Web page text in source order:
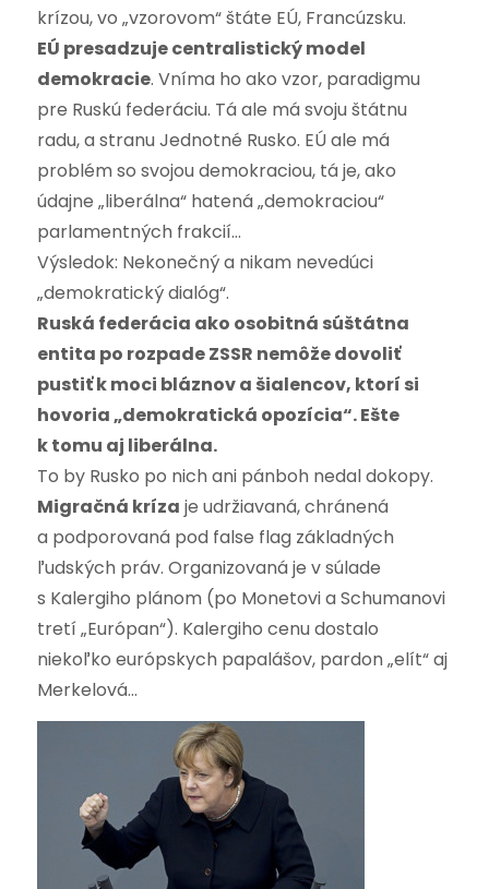
krízou, vo „vzorovom“ štáte EÚ, Francúzsku.
EÚ presadzuje centralistický model
demokracie. Vníma ho ako vzor, paradigmu
pre Ruskú federáciu. Tá ale má svoju štátnu
radu, a stranu Jednotné Rusko. EÚ ale má
problém so svojou demokraciou, tá je, ako
údajne „liberálna“ hatená „demokraciou“
parlamentných frakcií…
Výsledok: Nekonečný a nikam nevedúci
„demokratický dialóg“.
Ruská federácia ako osobitná súštátna
entita po rozpade ZSSR nemôže dovoliť
pustiť k moci bláznov a šialencov, ktorí si
hovoria „demokratická opozícia“. Ešte
k tomu aj liberálna.
To by Rusko po nich ani pánboh nedal dokopy.
Migračná kríza je udržiavaná, chránená
a podporovaná pod false flag základných
ľudských práv. Organizovaná je v súlade
s Kalergiho plánom (po Monetovi a Schumanovi
tretí „Európan“). Kalergiho cenu dostalo
niekoľko európskych papalášov, pardon „elít“ aj
Merkelová…